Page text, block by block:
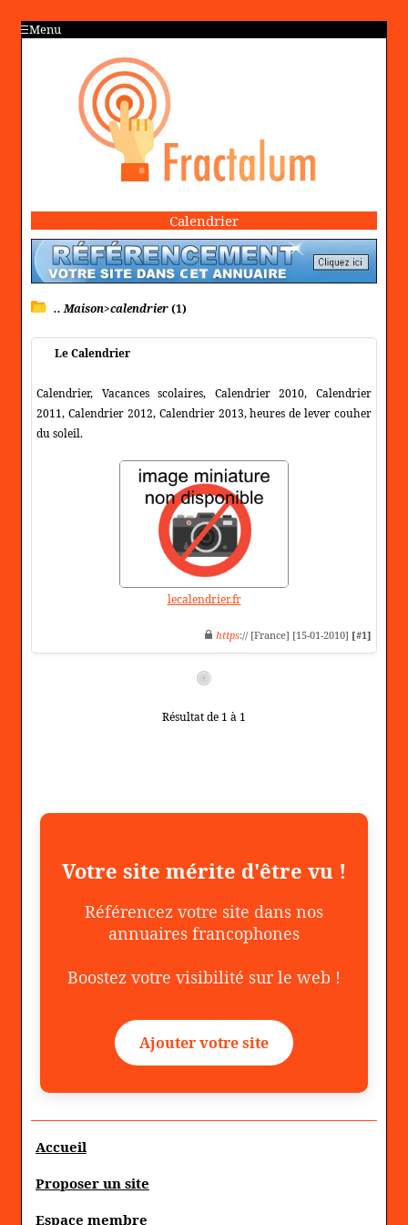
Menu
Calendrier
.. Maison>calendrier(1)
Le Calendrier
Calendrier, Vacances scolaires, Calendrier 2010, Calendrier
2011, Calendrier 2012, Calendrier 2013, heures de lever couher
du soleil.
lecalendrier.fr
https:// [France] [15-01-2010] [#1]
Résultat de 1 à 1
Votre site mérite d'être vu !
Référencez votre site dans nos
annuaires francophones
Boostez votre visibilité sur le web !
Ajouter votre site
Accueil
Proposer un site
Espace membre